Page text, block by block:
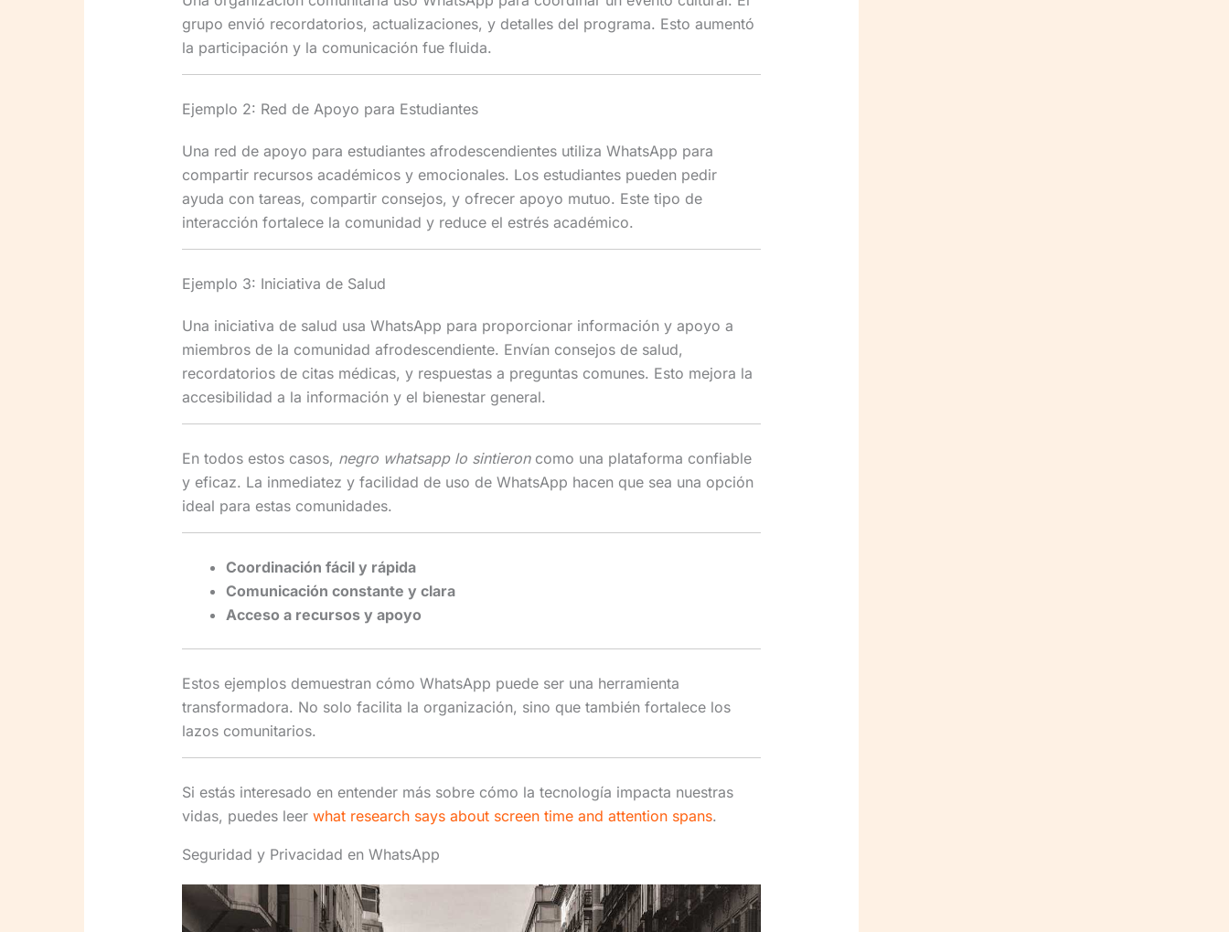
grupo envió recordatorios, actualizaciones, y detalles del programa. Esto aumentó
la participación y la comunicación fue fluida.
Ejemplo 2: Red de Apoyo para Estudiantes
Una red de apoyo para estudiantes afrodescendientes utiliza WhatsApp para
compartir recursos académicos y emocionales. Los estudiantes pueden pedir
ayuda con tareas, compartir consejos, y ofrecer apoyo mutuo. Este tipo de
interacción fortalece la comunidad y reduce el estrés académico.
Ejemplo 3: Iniciativa de Salud
Una iniciativa de salud usa WhatsApp para proporcionar información y apoyo a
miembros de la comunidad afrodescendiente. Envían consejos de salud,
recordatorios de citas médicas, y respuestas a preguntas comunes. Esto mejora la
accesibilidad a la información y el bienestar general.
En todos estos casos, negro whatsapp lo sintieroncomo una plataforma confiable
y eficaz. La inmediatez y facilidad de uso de WhatsApp hacen que sea una opción
ideal para estas comunidades.
Coordinación fácil y rápida
Comunicación constante y clara
Acceso a recursos y apoyo
Estos ejemplos demuestran cómo WhatsApp puede ser una herramienta
transformadora. No solo facilita la organización, sino que también fortalece los
lazos comunitarios.
Si estás interesado en entender más sobre cómo la tecnología impacta nuestras
vidas, puedes leer what research says about screen time and attention spans.
Seguridad y Privacidad en WhatsApp